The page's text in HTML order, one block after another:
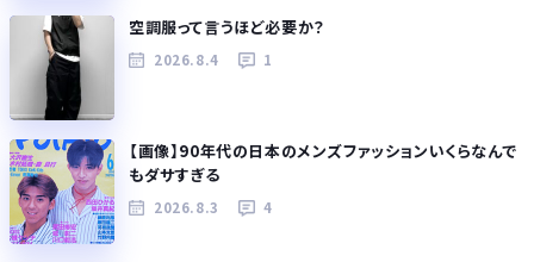
空調服って言うほど必要か？
2026.8.4 1
【画像】90年代の日本のメンズファッションいくらなんで
もダサすぎる
2026.8.3 4